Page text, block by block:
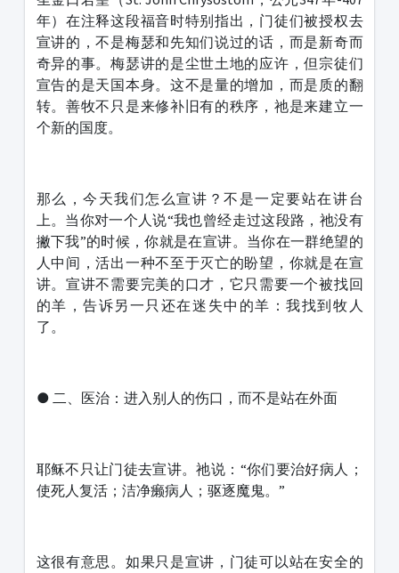
年）在注释这段福音时特别指出，门徒们被授权去
宣讲的，不是梅瑟和先知们说过的话，而是新奇而
奇异的事。梅瑟讲的是尘世土地的应许，但宗徒们
宣告的是天国本身。这不是量的增加，而是质的翻
转。善牧不只是来修补旧有的秩序，祂是来建立一
个新的国度。
那么，今天我们怎么宣讲？不是一定要站在讲台
上。当你对一个人说“我也曾经走过这段路，祂没有
撇下我”的时候，你就是在宣讲。当你在一群绝望的
人中间，活出一种不至于灭亡的盼望，你就是在宣
讲。宣讲不需要完美的口才，它只需要一个被找回
的羊，告诉另一只还在迷失中的羊：我找到牧人
了。
● 二、医治：进入别人的伤口，而不是站在外面
耶稣不只让门徒去宣讲。祂说：“你们要治好病人；
使死人复活；洁净癞病人；驱逐魔鬼。”
这很有意思。如果只是宣讲，门徒可以站在安全的